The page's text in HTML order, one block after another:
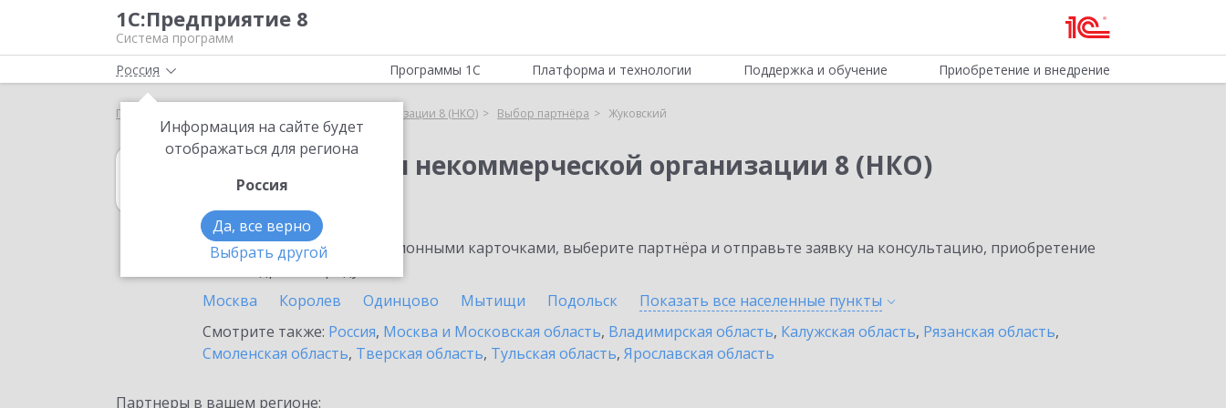
1С:Предприятие 8
Система программ
Россия
Информация на сайте будет
отображаться для региона
Россия
Да, все верно
Выбрать другой
Программы 1С Платформа и технологии Поддержка и обучение Приобретение и внедрение
Главная 1С:Бухгалтерия некоммерческой организации 8 (НКО) Выбор партнёра Жуковский
1С:Бухгалтерия некоммерческой организации 8 (НКО)
в Жуковском
Ознакомьтесь с информационными карточками, выберите партнёра и отправьте заявку на консультацию, приобретение
Москва
Королев Одинцово Мытищи Подольск Показать все населенные пункты
Смотрите также: Россия, Москва и Московская область, Владимирская область, Калужская область, Рязанская область,
Смоленская область, Тверская область, Тульская область, Ярославская область
Партнеры в вашем регионе: